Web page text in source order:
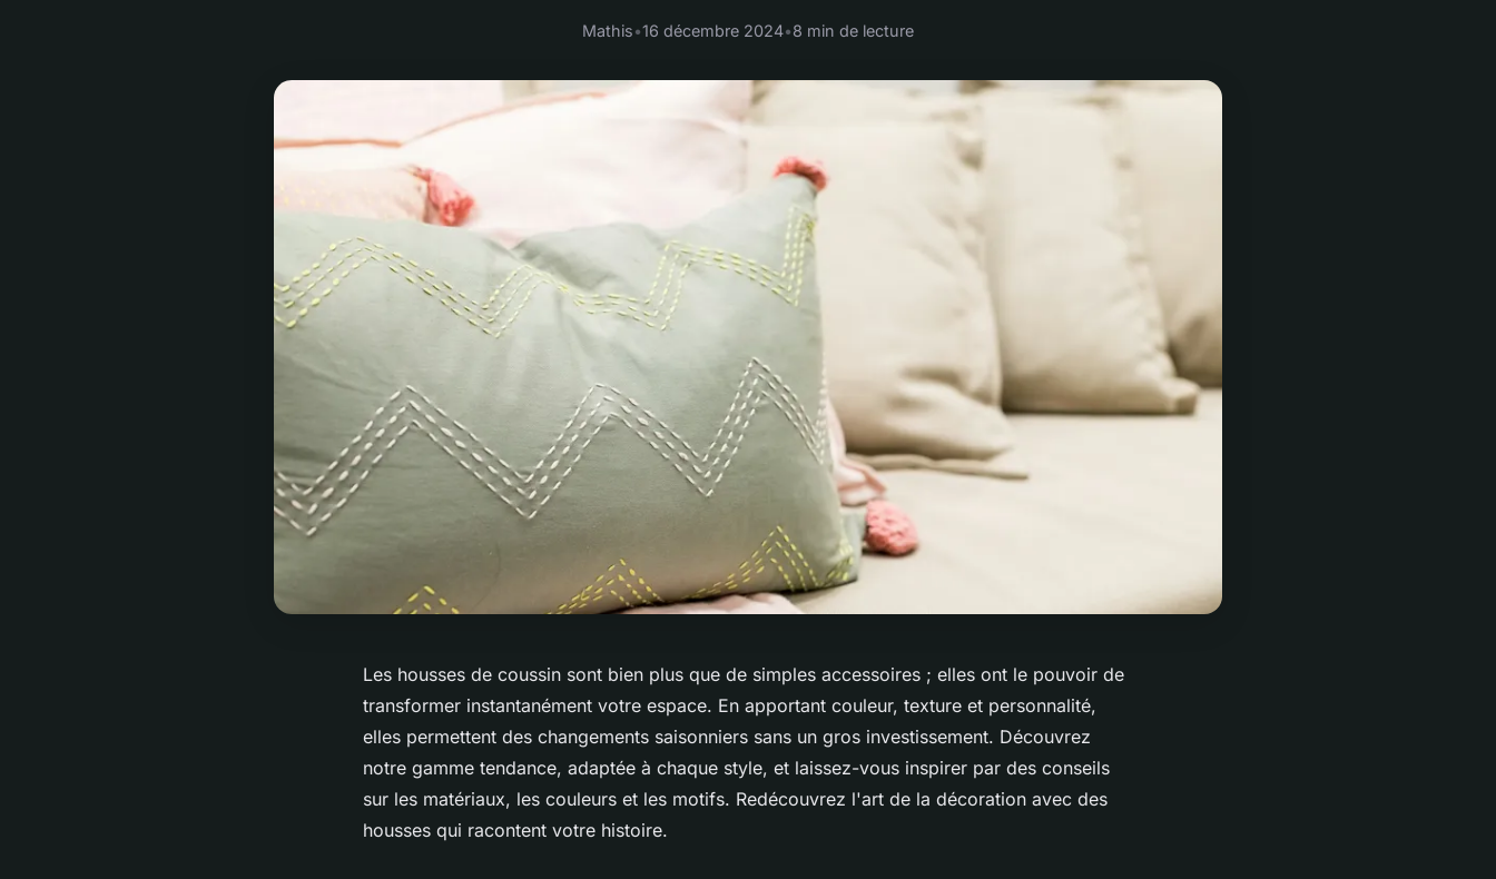
Mathis•16 décembre 2024•8 min de lecture
Les housses de coussin sont bien plus que de simples accessoires ; elles ont le pouvoir de
transformer instantanément votre espace. En apportant couleur, texture et personnalité,
elles permettent des changements saisonniers sans un gros investissement. Découvrez
notre gamme tendance, adaptée à chaque style, et laissez-vous inspirer par des conseils
sur les matériaux, les couleurs et les motifs. Redécouvrez l'art de la décoration avec des
housses qui racontent votre histoire.